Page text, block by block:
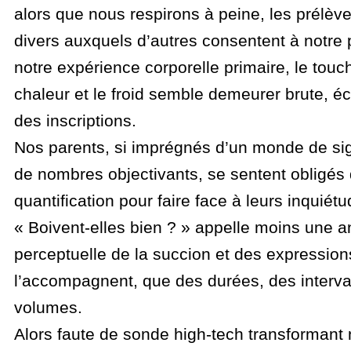
alors que nous respirons à peine, les
divers auxquels d’autres consentent à notre
notre expérience corporelle primaire, le
chaleur et le froid semble demeurer brute,
des inscriptions.
Nos parents, si imprégnés d’un monde de
de nombres objectivants, se sentent obligés
quantification pour faire face à leurs
« Boivent-elles bien ? » appelle moins une
perceptuelle de la succion et des
l’accompagnent, que des durées, des
volumes.
Alors faute de sonde high-tech transformant